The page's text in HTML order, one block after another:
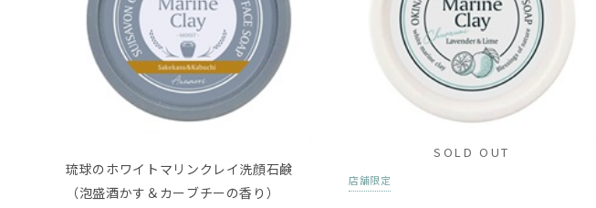
琉球のホワイトマリンクレイ洗顔石鹸
（泡盛酒かす＆カーブチーの香り）
SOLD OUT
店舗限定